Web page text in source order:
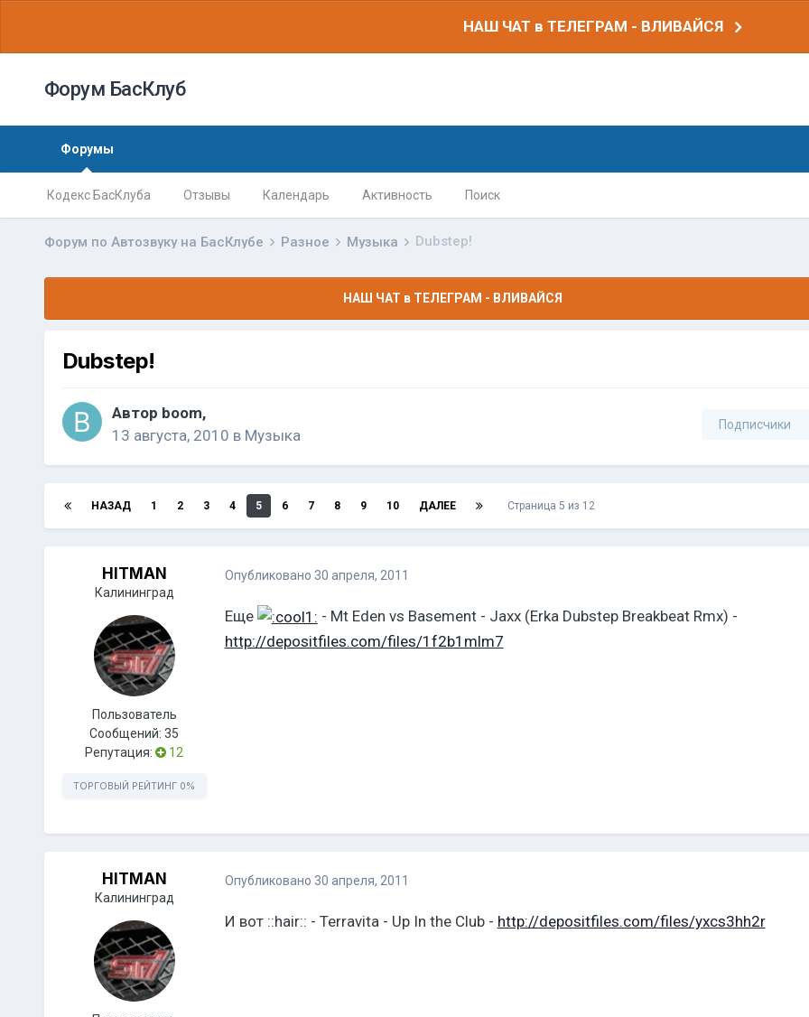
НАШ ЧАТ в ТЕЛЕГРАМ - ВЛИВАЙСЯ
Форум БасКлуб
Форумы
Кодекс БасКлуба Отзывы Календарь Активность Поиск
Форум по Автозвуку на БасКлубе Разное Музыка Dubstep!
НАШ ЧАТ в ТЕЛЕГРАМ - ВЛИВАЙСЯ
Dubstep!
Автор boom,
13 августа, 2010 в Музыка
Подписчики
НАЗАД 1 2 3 4 5 6 7 8 9 10 ДАЛЕЕ Страница 5 из 12
HITMAN
Калининград
Пользователь
Сообщений:35
Репутация:
12
ТОРГОВЫЙ РЕЙТИНГ 0%
Опубликовано 30 апреля, 2011
Еще
- Mt Eden vs Basement - Jaxx (Erka Dubstep Breakbeat Rmx) -
http://depositfiles.com/files/1f2b1mlm7
HITMAN
Калининград
Опубликовано 30 апреля, 2011
И вот ::hair:: - Terravita - Up In the Club - http://depositfiles.com/files/yxcs3hh2r